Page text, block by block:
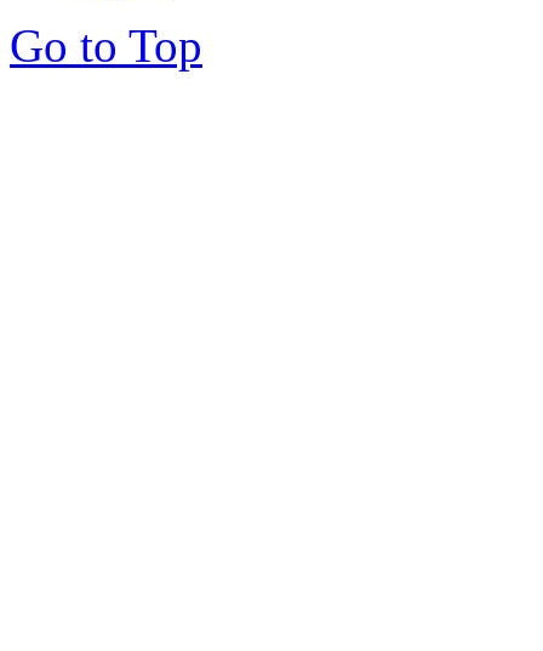
Go to Top